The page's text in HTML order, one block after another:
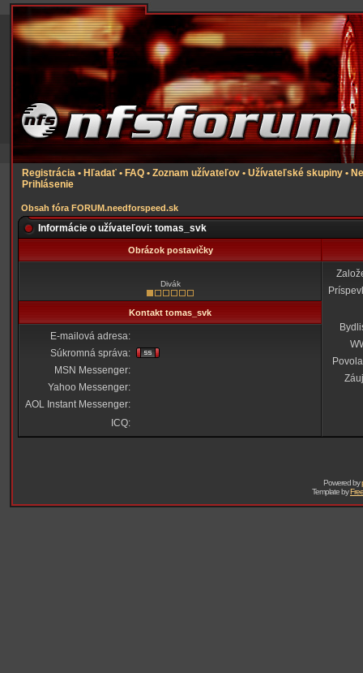
Registrácia • Hľadať • FAQ • Zoznam užívateľov • Užívateľské skupiny •
Prihlásenie
Obsah fóra FORUM.needforspeed.sk
Informácie o užívateľovi: tomas_svk
Obrázok postavičky
Divák
Kontakt tomas_svk
E-mailová adresa:
Súkromná správa:
MSN Messenger:
Yahoo Messenger:
AOL Instant Messenger:
ICQ:
Powered by
Template by